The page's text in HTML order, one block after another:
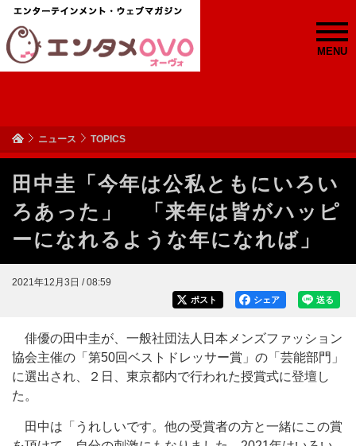
MENU
ニュース TOPICS
田中圭「今年は公私ともにいろい
ろあった」 「来年は皆がハッピ
ーになれるような年になれば」
2021年12月3日 / 08:59
送る
シェア
ポスト
俳優の田中圭が、一般社団法人日本メンズファッション
協会主催の「第50回ベストドレッサー賞」の「芸能部門」
に選出され、２日、東京都内で行われた授賞式に登壇し
た。
田中は「うれしいです。他の受賞者の方と一緒にこの賞